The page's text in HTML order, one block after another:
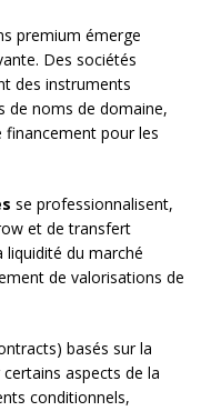
premium émerge
Des sociétés
des instruments
de noms de domaine,
financement pour les
se professionnalisent,
et de transfert
liquidité du marché
de valorisations de
basés sur la
aspects de la
conditionnels,